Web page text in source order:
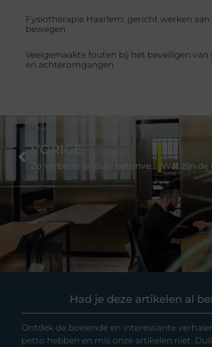
Fysiotherapie Haarlem: gericht werken
bewegen
Veelgemaakte fouten bij het beveiligen van
en achteromgangen
Had je deze artikelen al
Ontdek de boeiende en interessante
petto hebben en mis onze artikelen niet.
VORIGE
Zo verbeter je jouw betonverwerkingsproces op de bouwplaats